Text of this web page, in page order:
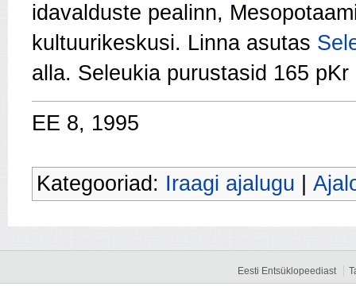
idavalduste pealinn,
kultuurikeskusi. Linna asutas
alla. Seleukia purustasid 165 pKr
EE 8, 1995
Kategooriad: Iraagi ajalugu
Eesti Entsüklopeediast